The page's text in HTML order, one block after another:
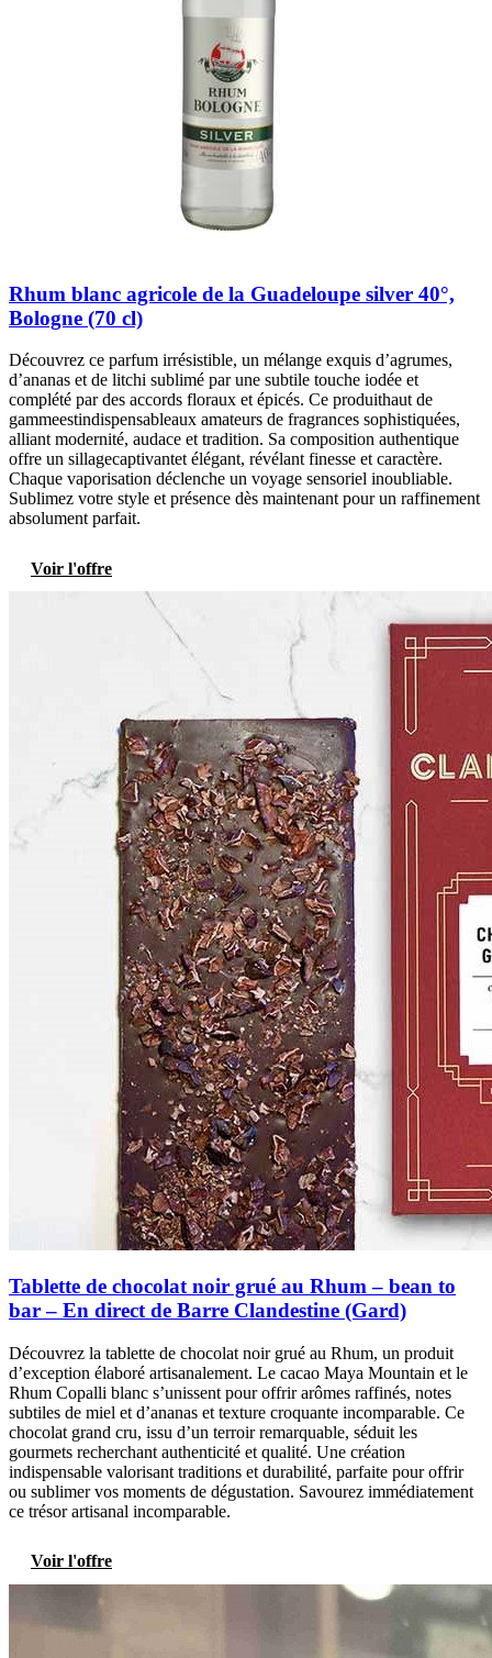
Rhum blanc agricole de la Guadeloupe silver 40°,
Bologne (70 cl)
Découvrez ce parfum irrésistible, un mélange exquis d’agrumes,
d’ananas et de litchi sublimé par une subtile touche iodée et
complété par des accords floraux et épicés. Ce produithaut de
gammeestindispensableaux amateurs de fragrances sophistiquées,
alliant modernité, audace et tradition. Sa composition authentique
offre un sillagecaptivantet élégant, révélant finesse et caractère.
Chaque vaporisation déclenche un voyage sensoriel inoubliable.
Sublimez votre style et présence dès maintenant pour un raffinement
absolument parfait.
Voir l'offre
Tablette de chocolat noir grué au Rhum – bean to
bar – En direct de Barre Clandestine (Gard)
Découvrez la tablette de chocolat noir grué au Rhum, un produit
d’exception élaboré artisanalement. Le cacao Maya Mountain et le
Rhum Copalli blanc s’unissent pour offrir arômes raffinés, notes
subtiles de miel et d’ananas et texture croquante incomparable. Ce
chocolat grand cru, issu d’un terroir remarquable, séduit les
gourmets recherchant authenticité et qualité. Une création
indispensable valorisant traditions et durabilité, parfaite pour offrir
ou sublimer vos moments de dégustation. Savourez immédiatement
ce trésor artisanal incomparable.
Voir l'offre